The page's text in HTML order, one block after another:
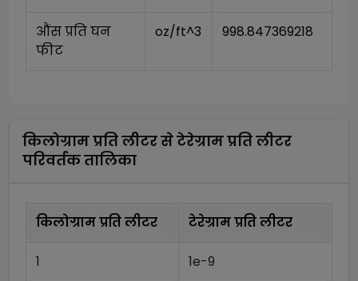
औंस प्रति घन
फीट
oz/ft^3 998.847369218
किलोग्राम प्रति लीटरसेटेरेग्राम प्रति लीटर
परिवर्तक तालिका
किलोग्राम प्रति लीटर टेरेग्राम प्रति लीटर
1 1e-9